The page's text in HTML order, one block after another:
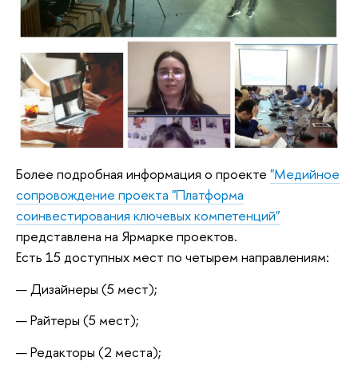
Более подробная информация о проекте "Медийное
сопровождение проекта "Платформа
соинвестирования ключевых компетенций"
представлена на Ярмарке проектов.
Есть 15 доступных мест по четырем направлениям:
— Дизайнеры (5 мест);
— Райтеры (5 мест);
— Редакторы (2 места);